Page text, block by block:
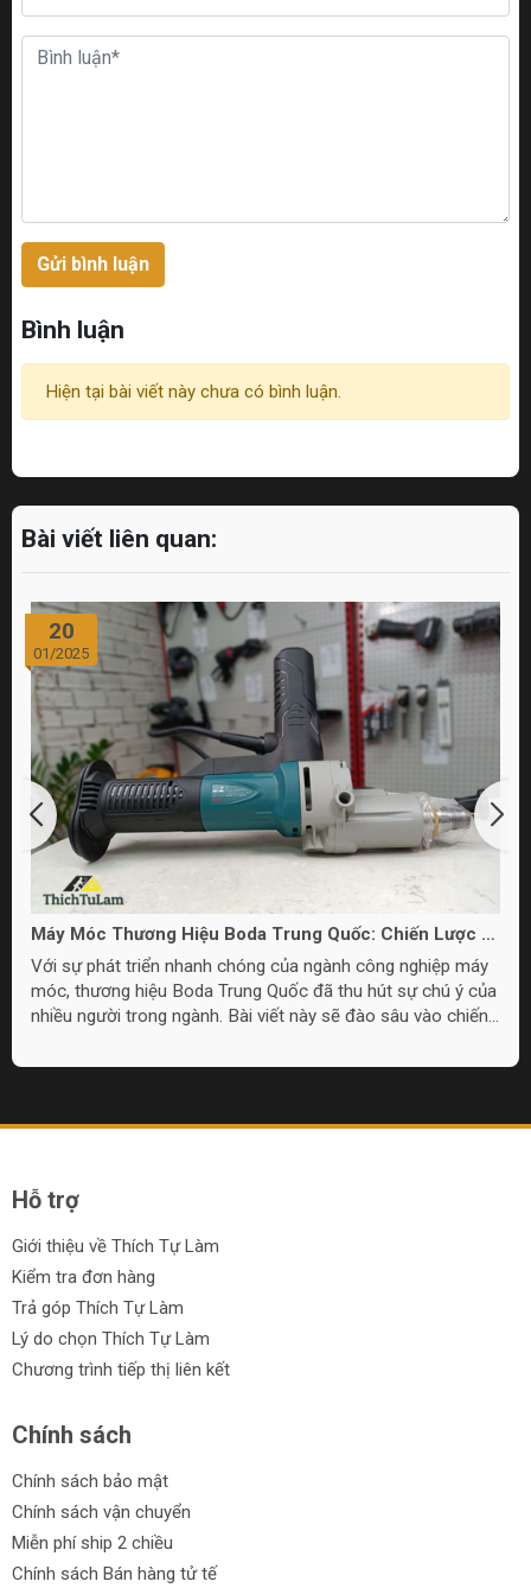
Gửi bình luận
Bình luận
Hiện tại bài viết này chưa có bình luận.
Bài viết liên quan:
20
01/2025
Máy Móc Thương Hiệu Boda Trung Quốc: Chiến Lược và
Chất Lượng
Với sự phát triển nhanh chóng của ngành công nghiệp máy
móc, thương hiệu Boda Trung Quốc đã thu hút sự chú ý của
nhiều người trong ngành. Bài viết này sẽ đào sâu vào chiến
Trung Quốc.
Hỗ trợ
Giới thiệu về Thích Tự Làm
Kiểm tra đơn hàng
Trả góp Thích Tự Làm
Lý do chọn Thích Tự Làm
Chương trình tiếp thị liên kết
Chính sách
Chính sách bảo mật
Chính sách vận chuyển
Miễn phí ship 2 chiều
Chính sách Bán hàng tử tế